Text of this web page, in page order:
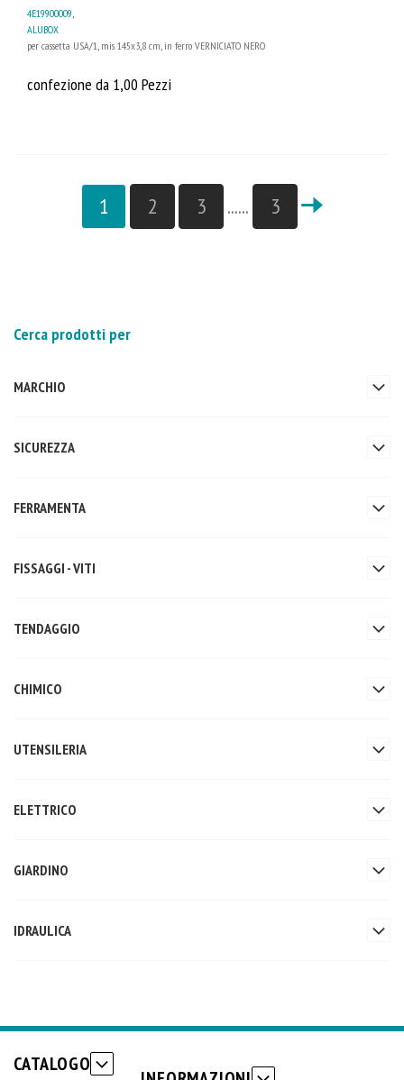
4E19900009,
ALUBOX
per cassetta USA/1, mis. 145x3,8 cm, in ferro VERNICIATO NERO
confezione da 1,00 Pezzi
1 2 3 ...... 3
Cerca prodotti per
MARCHIO
SICUREZZA
FERRAMENTA
FISSAGGI - VITI
TENDAGGIO
CHIMICO
UTENSILERIA
ELETTRICO
GIARDINO
IDRAULICA
CATALOGO